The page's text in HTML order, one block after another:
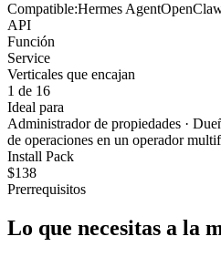
Compatible:Hermes Agent
API
Función
Service
Verticales que encajan
1 de 16
Ideal para
Administrador de propiedades ·
de operaciones en un operador
Install Pack
$138
Prerrequisitos
Lo que necesitas a la